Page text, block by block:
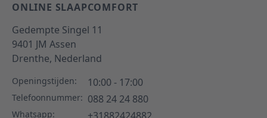
ONLINE SLAAPCOMFORT
Gedempte Singel 11
9401 JM Assen
Drenthe, Nederland
Openingstijden: 10:00 - 17:00
Telefoonnummer: 088 24 24 880
Whatsapp: